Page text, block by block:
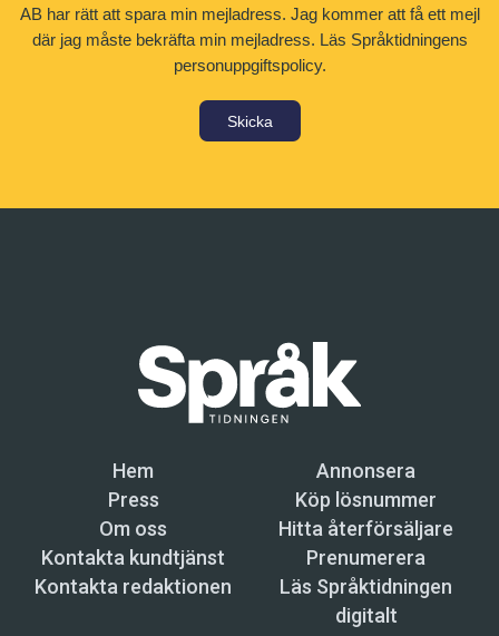
AB har rätt att spara min mejladress. Jag kommer att få ett mejl
där jag måste bekräfta min mejladress. Läs Språktidningens
personuppgiftspolicy.
Skicka
Hem
Annonsera
Press
Köp lösnummer
Om oss
Hitta återförsäljare
Kontakta kundtjänst
Prenumerera
Kontakta redaktionen
Läs Språktidningen
digitalt